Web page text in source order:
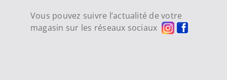
Vous pouvez suivre l’actualité de votre
magasin sur les réseaux sociaux